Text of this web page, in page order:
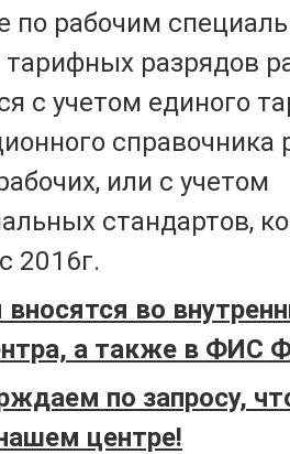
по рабочим
тарифных разрядов
с учетом единого
справочника
или с учетом
стандартов,
2016г.
во
а также в ФИС
по запросу,
центре!